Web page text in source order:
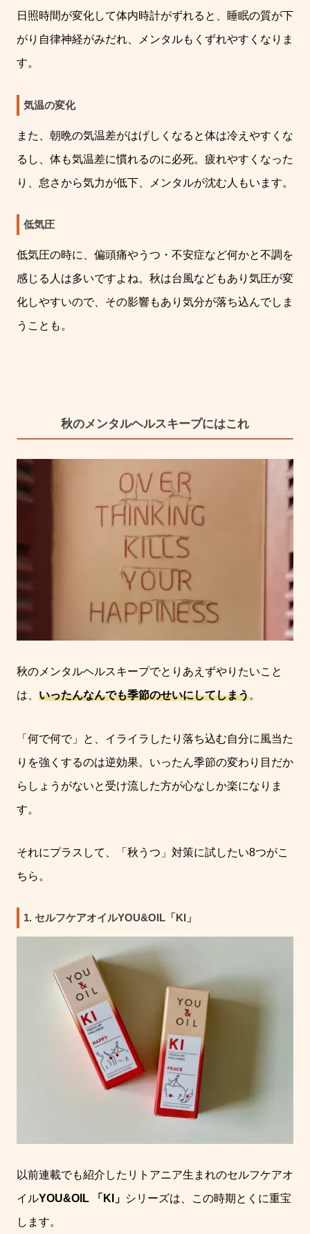
日照時間が変化して体内時計がずれると、睡眠の質が下
がり自律神経がみだれ、メンタルもくずれやすくなりま
す。
気温の変化
また、朝晩の気温差がはげしくなると体は冷えやすくな
るし、体も気温差に慣れるのに必死。疲れやすくなった
り、怠さから気力が低下、メンタルが沈む人もいます。
低気圧
低気圧の時に、偏頭痛やうつ・不安症など何かと不調を
感じる人は多いですよね。秋は台風などもあり気圧が変
化しやすいので、その影響もあり気分が落ち込んでしま
うことも。
秋のメンタルヘルスキープにはこれ
秋のメンタルヘルスキープでとりあえずやりたいこと
は、 いったんなんでも季節のせいにしてしまう。
「何で何で」と、イライラしたり落ち込む自分に風当た
りを強くするのは逆効果。いったん季節の変わり目だか
らしょうがないと受け流した方が心なしか楽になりま
す。
それにプラスして、「秋うつ」対策に試したい8つがこ
ちら。
1. セルフケアオイルYOU&OIL「KI」
以前連載でも紹介したリトアニア生まれのセルフケアオ
イルYOU&OIL 「KI」 シリーズは、この時期とくに重宝
します。